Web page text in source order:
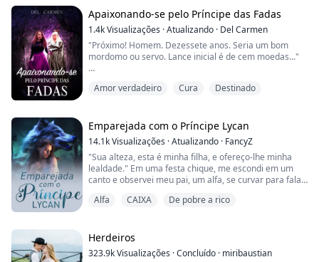
Eram os mesmos sussurros, as mesmas palavras que
eu ouço desde que cresci.
Não sei se as pessoas algum dia...
Apaixonando-se pelo Príncipe das Fadas
1.4kVisualizações ·Atualizando · Del Carmen
"Próximo! Homem. Dezessete anos. Seria um bom
mordomo ou servo. Lance inicial é de cem moedas..."
sendo compradas e vendidas como gado.
"Os humanos não foram feitos para serem nossos
escravos! Você não pode tê-la!"
"Minha nossa. Você é deslumbrante. Para um humano,
claro. Eu adoraria te levar para jantar algum di...
Amor verdadeiro Cura Destinado
Emparejada com o Príncipe Lycan
14.1kVisualizações ·Atualizando · FancyZ
"Sua alteza, esta é minha filha, e ofereço-lhe minha
lealdade." Em uma festa chique, me escondi em um
canto e observei meu pai, um alfa, se curvar para falar
Bernice, usava um vestido apertado e glamoroso,
para o Príncipe e para minha irmã ser sua companhe...
Alfa CAIXA De pobre a rico
Herdeiros
323.9kVisualizações ·Concluído · miribaustian